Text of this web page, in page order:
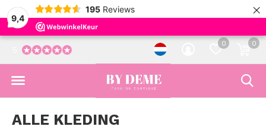
9,4
195 Reviews ×
0 0
ALLE KLEDING